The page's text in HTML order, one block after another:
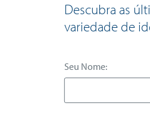
Descubra as
variedade de
Seu Nome: